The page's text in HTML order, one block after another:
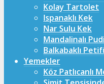
Kolay Tartolet
Ispanaklı Kek
Nar Sulu Kek
Mandalinalı
Balkabaklı
Yemekler
Köz Patlıcanlı